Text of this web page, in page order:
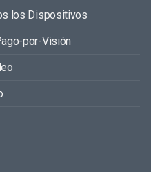
los Dispositivos
por-Visión